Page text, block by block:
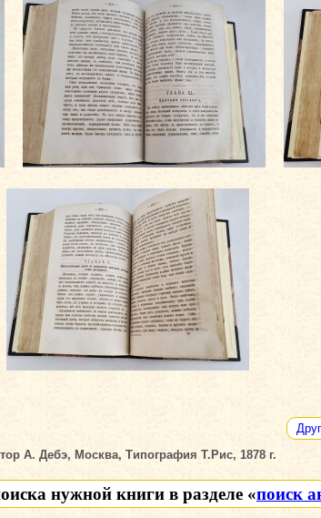
А. Дебэ, Москва, Типография Т.Рис, 1878 г.
нужной книги в разделе «поиск